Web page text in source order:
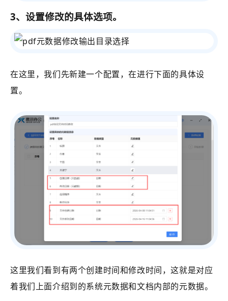
3、设置修改的具体选项。
在这里，我们先新建一个配置，在进行下面的具体设
置。
这里我们看到有两个创建时间和修改时间，这就是对应
着我们上面介绍到的系统元数据和文档内部的元数据。